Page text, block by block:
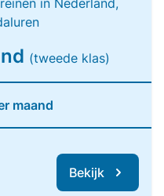
in Nederland,
(tweede klas)
maand
Bekijk